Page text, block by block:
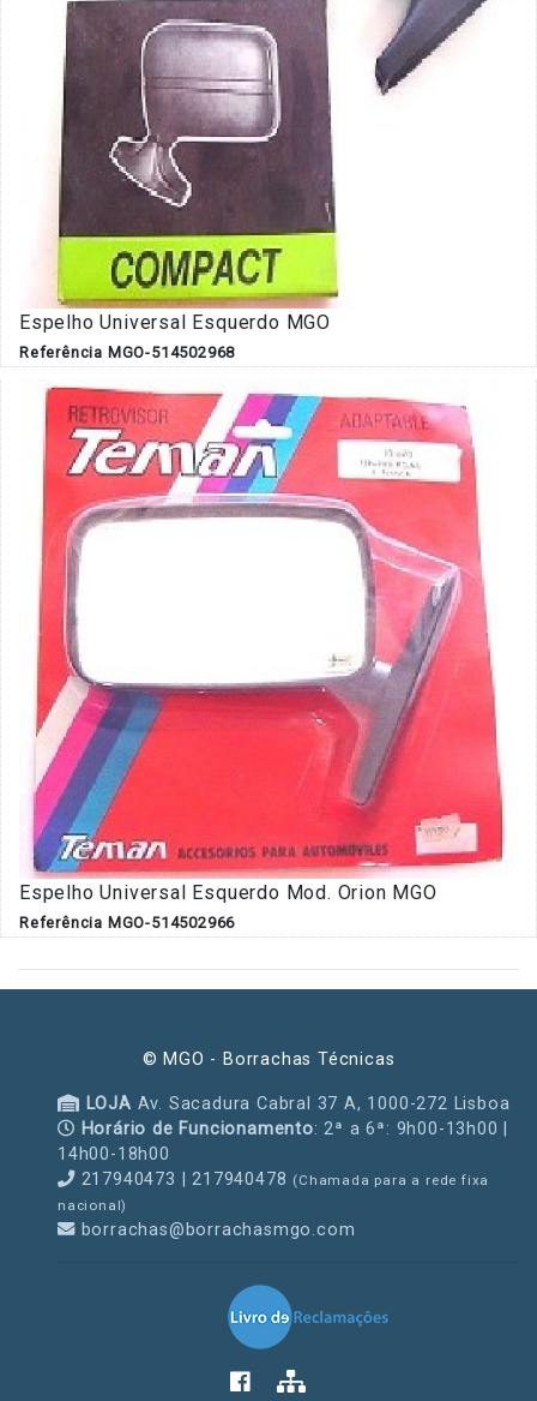
Espelho Universal Esquerdo MGO
Referência MGO-514502968
Espelho Universal Esquerdo Mod. Orion MGO
Referência MGO-514502966
© MGO - Borrachas Técnicas
LOJA Av. Sacadura Cabral 37 A, 1000-272 Lisboa
Horário de Funcionamento: 2ª a 6ª: 9h00-13h00 |
14h00-18h00
217940473 | 217940478 (Chamada para a rede fixa
nacional)
borrachas@borrachasmgo.com